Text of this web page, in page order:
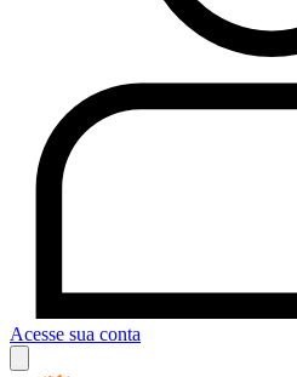
Acesse sua conta